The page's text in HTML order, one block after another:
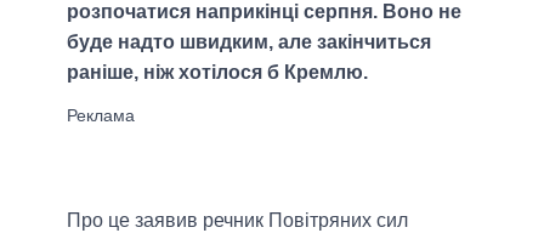
розпочатися наприкінці серпня. Воно не
буде надто швидким, але закінчиться
раніше, ніж хотілося б Кремлю.
Про це заявив речник Повітряних сил